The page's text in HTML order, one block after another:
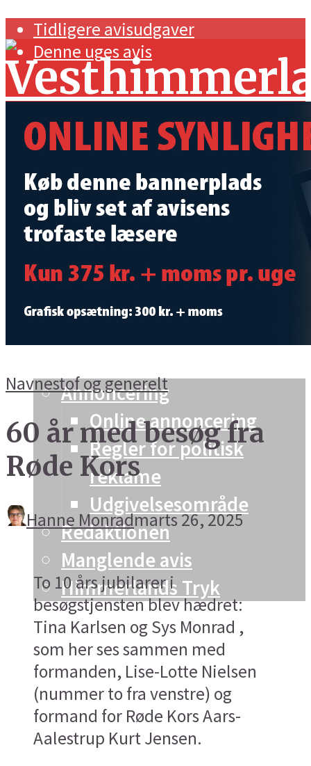
Tidligere avisudgaver
Denne uges avis
Forside
Navnestof og generelt
Kunst og kultur
Sport
Annoncering
Online annoncering
Regler for politisk
reklame
Udgivelsesområde
Redaktionen
Manglende avis
Himmerlands Tryk
Navnestof og generelt
60 år med besøg fra
Røde Kors
Hanne Monradmarts 26, 2025
To 10 års jubilarer i
besøgstjensten blev hædret:
Tina Karlsen og Sys Monrad ,
som her ses sammen med
formanden, Lise-Lotte Nielsen
(nummer to fra venstre) og
formand for Røde Kors Aars-
Aalestrup Kurt Jensen.